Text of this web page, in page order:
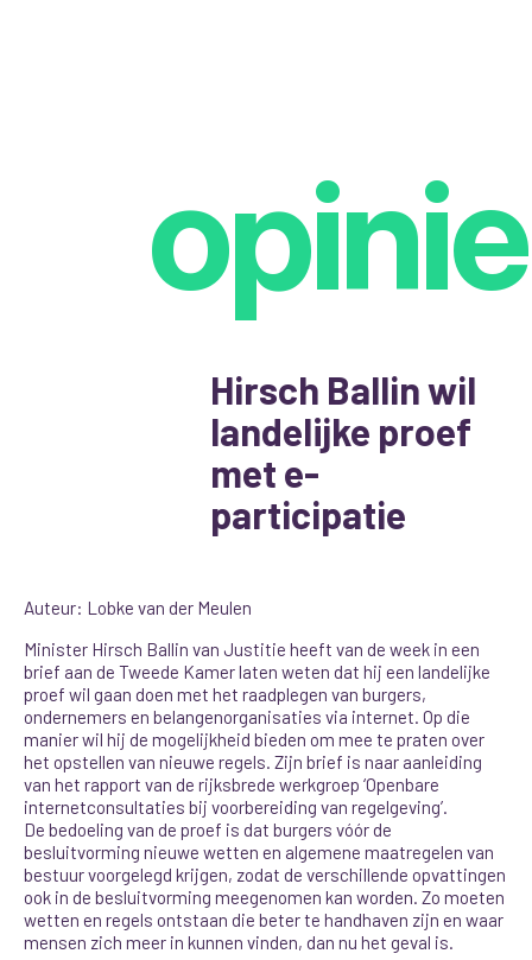
opinie
Hirsch Ballin wil
landelijke proef
met e-
participatie
Auteur: Lobke van der Meulen
Minister Hirsch Ballin van Justitie heeft van de week in een
brief aan de Tweede Kamer laten weten dat hij een landelijke
proef wil gaan doen met het raadplegen van burgers,
ondernemers en belangenorganisaties via internet. Op die
manier wil hij de mogelijkheid bieden om mee te praten over
het opstellen van nieuwe regels. Zijn brief is naar aanleiding
van het rapport van de rijksbrede werkgroep ‘Openbare
internetconsultaties bij voorbereiding van regelgeving’.
De bedoeling van de proef is dat burgers vóór de
besluitvorming nieuwe wetten en algemene maatregelen van
bestuur voorgelegd krijgen, zodat de verschillende opvattingen
ook in de besluitvorming meegenomen kan worden. Zo moeten
wetten en regels ontstaan die beter te handhaven zijn en waar
mensen zich meer in kunnen vinden, dan nu het geval is.